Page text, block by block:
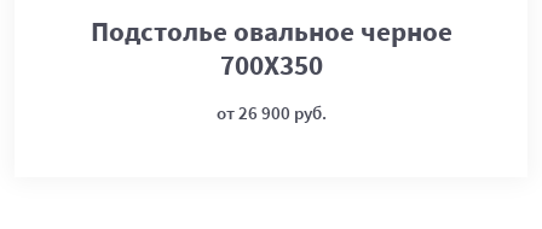
Подстолье овальное черное
700Х350
от 26 900 руб.